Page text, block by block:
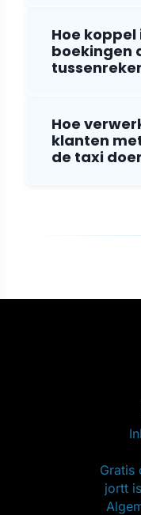
Hoe
boekingen
Hoe
klanten
de taxi
Gratis
jortt